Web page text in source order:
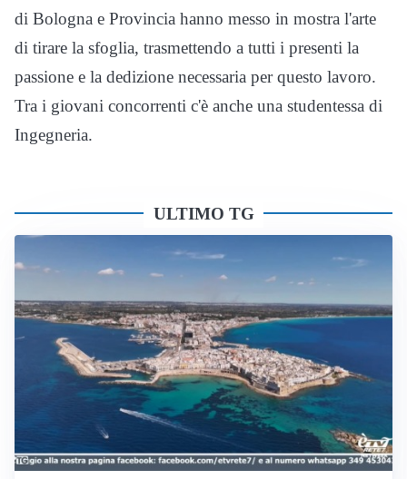
di Bologna e Provincia hanno messo in mostra l'arte
di tirare la sfoglia, trasmettendo a tutti i presenti la
passione e la dedizione necessaria per questo lavoro.
Tra i giovani concorrenti c'è anche una studentessa di
Ingegneria.
ULTIMO TG